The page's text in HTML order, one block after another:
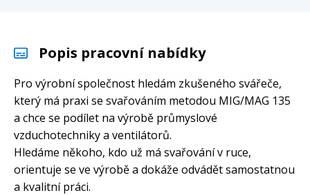
Popis pracovní nabídky
Pro výrobní společnost hledám zkušeného svářeče,
který má praxi se svařováním metodou MIG/MAG 135
a chce se podílet na výrobě průmyslové
vzduchotechniky a ventilátorů.
Hledáme někoho, kdo už má svařování v ruce,
orientuje se ve výrobě a dokáže odvádět samostatnou
a kvalitní práci.